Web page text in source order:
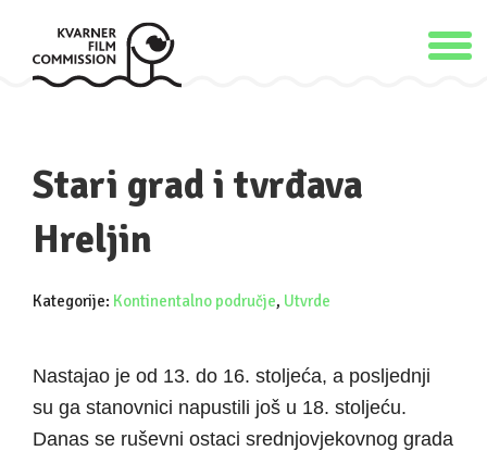
Stari grad i tvrđava
Hreljin
Kategorije: Kontinentalno područje, Utvrde
Nastajao je od 13. do 16. stoljeća, a posljednji
su ga stanovnici napustili još u 18. stoljeću.
Danas se ruševni ostaci srednjovjekovnog grada